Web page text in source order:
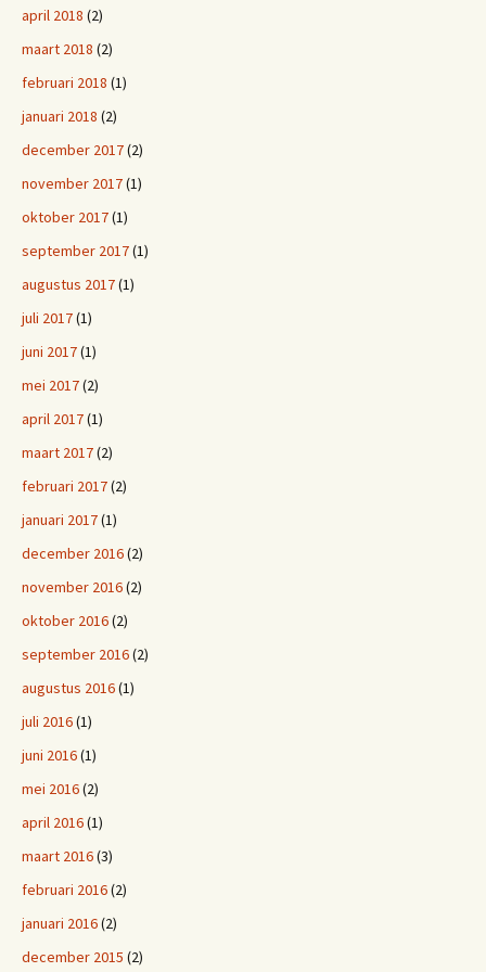
april 2018 (2)
maart 2018 (2)
februari 2018 (1)
januari 2018 (2)
december 2017(2)
november 2017(1)
oktober 2017(1)
september 2017(1)
augustus 2017(1)
juli 2017(1)
juni 2017(1)
mei 2017(2)
april 2017(1)
maart 2017(2)
februari 2017(2)
januari 2017(1)
december 2016(2)
november 2016(2)
oktober 2016(2)
september 2016(2)
augustus 2016(1)
juli 2016(1)
juni 2016(1)
mei 2016(2)
april 2016(1)
maart 2016(3)
februari 2016(2)
januari 2016(2)
december 2015 (2)